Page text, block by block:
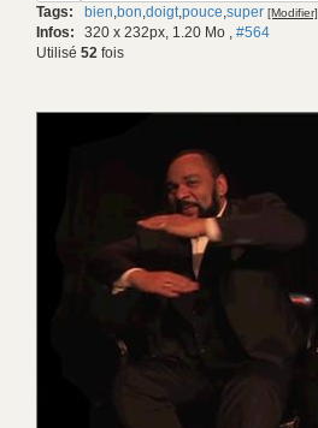
gif:
Tags: bien,bon,doigt,pouce,super [Modifier]
Infos: 320 x 232px, 1.20 Mo , #564
Utilisé 52 fois